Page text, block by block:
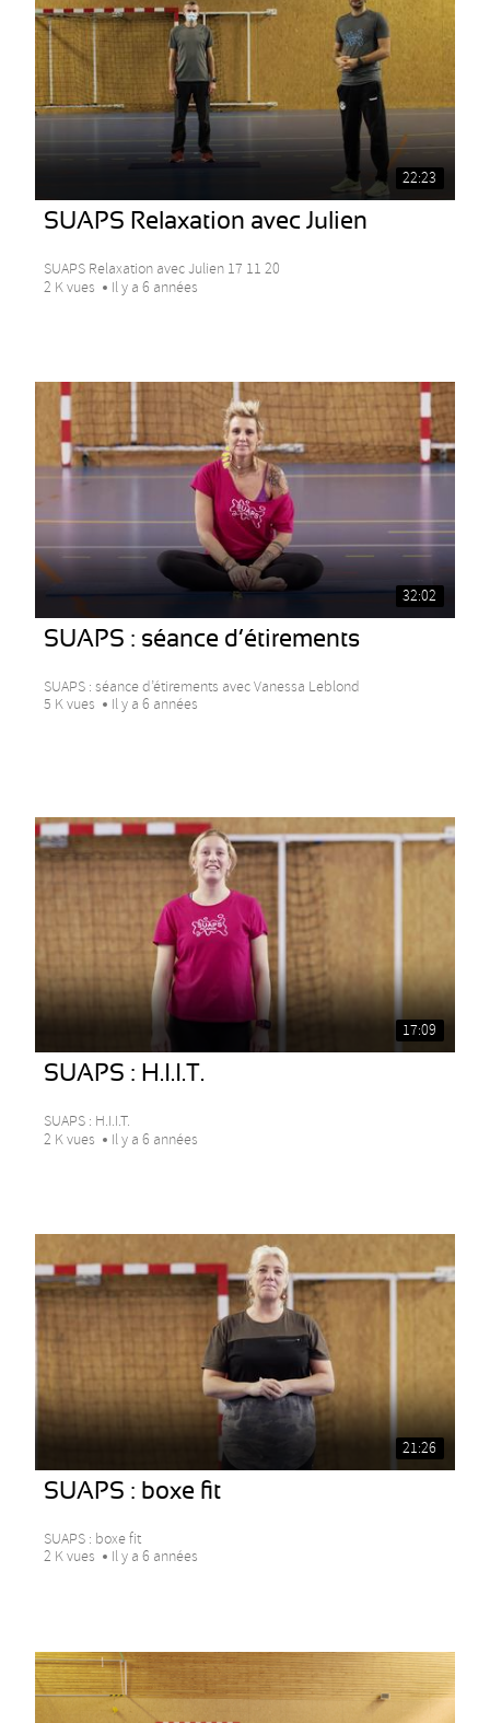
22:23
SUAPS Relaxation avec Julien
SUAPS Relaxation avec Julien 17 11 20
2 K vues
Il y a 6 années
32:02
SUAPS : séance d’étirements
SUAPS : séance d’étirements avec Vanessa Leblond
5 K vues
Il y a 6 années
17:09
SUAPS : H.I.I.T.
SUAPS : H.I.I.T.
2 K vues
Il y a 6 années
21:26
SUAPS : boxe fit
SUAPS : boxe fit
2 K vues
Il y a 6 années